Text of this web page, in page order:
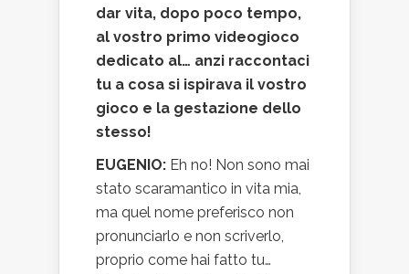
dar vita, dopo poco tempo,
al vostro primo videogioco
dedicato al… anzi raccontaci
tu a cosa si ispirava il vostro
gioco e la gestazione dello
stesso!
EUGENIO: Eh no! Non sono mai
stato scaramantico in vita mia,
ma quel nome preferisco non
pronunciarlo e non scriverlo,
proprio come hai fatto tu…